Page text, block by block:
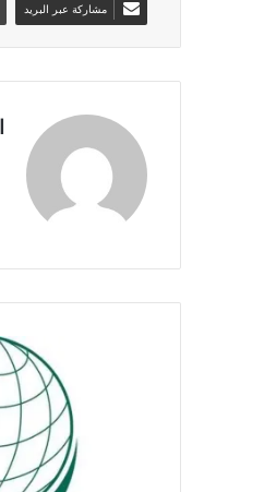
مشاركة عبر البريد